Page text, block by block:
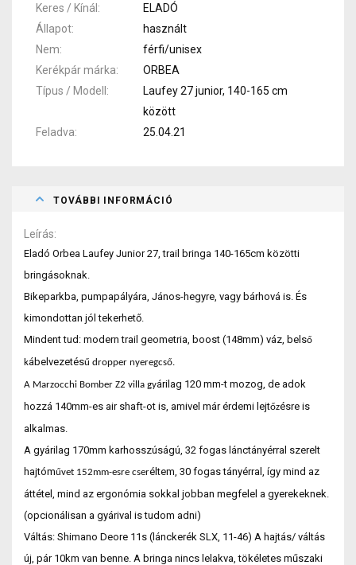
Keres / Kínál
ELADÓ
Állapot
használt
Nem
férfi/unisex
Kerékpár márka
ORBEA
Típus / Modell
Laufey 27 junior, 140-165 cm
között
Feladva
25.04.21
TOVÁBBI INFORMÁCIÓ
Leírás
Eladó Orbea Laufey Junior 27, trail bringa 140-165cm közötti
bringásoknak.
Bikeparkba, pumpapályára, János-hegyre, vagy bárhová is. És
kimondottan jól tekerhető.
Mindent tud: modern trail geometria, boost (148mm) váz, belső
kábelvezetésű dropper nyeregcső.
A Marzocchi Bomber Z2 villa gyárilag 120 mm-t mozog, de adok
hozzá 140mm-es air shaft-ot is, amivel már érdemi lejtőzésre is
alkalmas.
A gyárilag 170mm karhosszúságú, 32 fogas lánctányérral szerelt
hajtóművet 152mm-esre cseréltem, 30 fogas tányérral, így mind az
áttétel, mind az ergonómia sokkal jobban megfelel a gyerekeknek.
(opcionálisan a gyárival is tudom adni)
Váltás: Shimano Deore 11s (lánckerék SLX, 11-46) A hajtás/ váltás
új, pár 10km van benne. A bringa nincs lelakva, tökéletes műszaki